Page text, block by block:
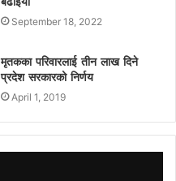
September 18, 2022
मृतकका परिवारलाई तीन लाख दिने
प्रदेश सरकारको निर्णय
April 1, 2019